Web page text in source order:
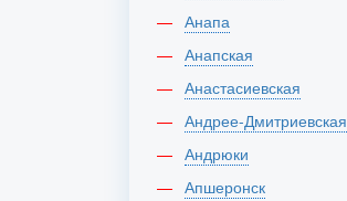
Анапа
Анапская
Анастасиевская
Андрее-Дмитриевская
Андрюки
Апшеронск